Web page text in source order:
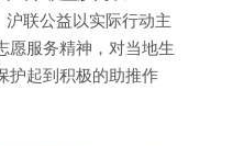
沪联公益以实际行动主
愿服务精神，对当地生
护起到积极的助推作